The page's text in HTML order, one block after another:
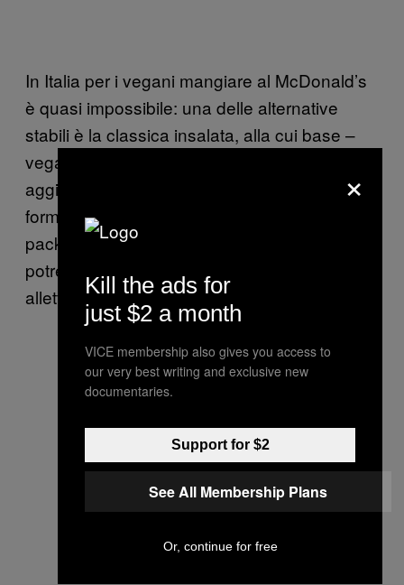
In Italia per i vegani mangiare al McDonald’s
è quasi impossibile: una delle alternative
stabili è la classica insalata, alla cui base –
vegana e abbastanza tristina – si può
aggiungere condimento di pollo e/o
formaggio, opportunamente separati dal
packaging. L’alternativa del McVegan
potrebbe essere, in questo caso, molto
allettante, giusto?
×
Kill the ads for
just $2 a month
VICE membership also gives you access to
our very best writing and exclusive new
documentaries.
Support for $2
See All Membership Plans
Or, continue for free